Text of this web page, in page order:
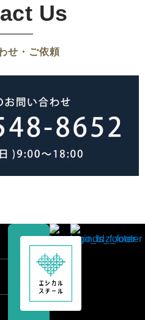
Us
せ・ご依頼